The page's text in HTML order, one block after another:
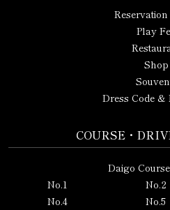
Play
Shop
Dress Code &
COURSE・
Daigo
No.1
No.2
No.4
No.5